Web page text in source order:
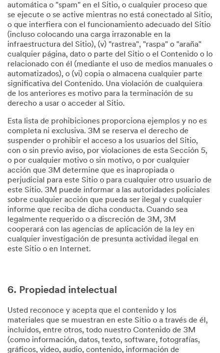
automática o "spam" en el Sitio, o cualquier proceso que
se ejecute o se active mientras no está conectado al Sitio,
o que interfiera con el funcionamiento adecuado del Sitio
(incluso colocando una carga irrazonable en la
infraestructura del Sitio), (v) "rastrea", "raspa" o "araña"
cualquier página, dato o parte del Sitio o el Contenido o lo
relacionado con él (mediante el uso de medios manuales o
automatizados), o (vi) copia o almacena cualquier parte
significativa del Contenido. Una violación de cualquiera
de los anteriores es motivo para la terminación de su
derecho a usar o acceder al Sitio.
Esta lista de prohibiciones proporciona ejemplos y no es
completa ni exclusiva. 3M se reserva el derecho de
suspender o prohibir el acceso a los usuarios del Sitio,
con o sin previo aviso, por violaciones de esta Sección 5,
o por cualquier motivo o sin motivo, o por cualquier
acción que 3M determine que es inapropiada o
perjudicial para este Sitio o para cualquier otro usuario de
este Sitio. 3M puede informar a las autoridades policiales
sobre cualquier acción que pueda ser ilegal y cualquier
informe que reciba de dicha conducta. Cuando sea
legalmente requerido o a discreción de 3M, 3M
cooperará con las agencias de aplicación de la ley en
cualquier investigación de presunta actividad ilegal en
este Sitio o en Internet.
6. Propiedad intelectual
Usted reconoce y acepta que el contenido y los
materiales que se muestran en este Sitio o a través de él,
incluidos, entre otros, todo nuestro Contenido de 3M
(como información, datos, texto, software, fotografías,
gráficos, video, audio, contenido, información de